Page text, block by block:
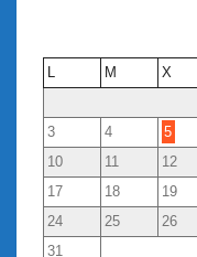
L M X
3
4 5
10
11 12
17
18 19
24
25 26
31